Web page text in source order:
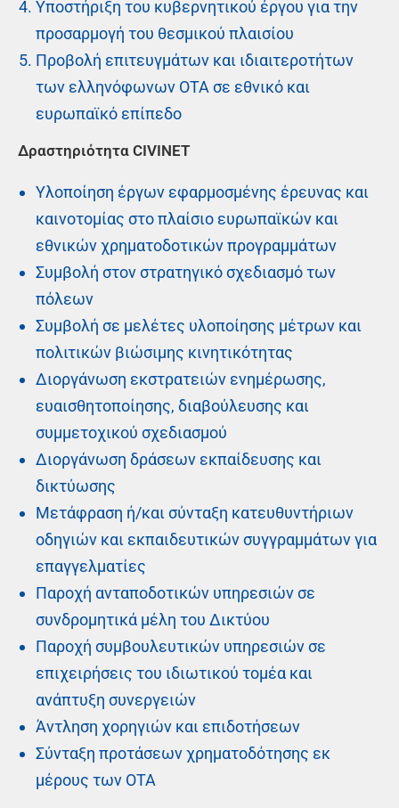
Υποστήριξη του κυβερνητικού έργου για την
προσαρμογή του θεσμικού πλαισίου
Προβολή επιτευγμάτων και ιδιαιτεροτήτων
των ελληνόφωνων ΟΤΑ σε εθνικό και
ευρωπαϊκό επίπεδο
Δραστηριότητα CIVINET
Υλοποίηση έργων εφαρμοσμένης έρευνας και
καινοτομίας στο πλαίσιο ευρωπαϊκών και
εθνικών χρηματοδοτικών προγραμμάτων
Συμβολή στον στρατηγικό σχεδιασμό των
πόλεων
Συμβολή σε μελέτες υλοποίησης μέτρων και
πολιτικών βιώσιμης κινητικότητας
Διοργάνωση εκστρατειών ενημέρωσης,
ευαισθητοποίησης, διαβούλευσης και
συμμετοχικού σχεδιασμού
Διοργάνωση δράσεων εκπαίδευσης και
δικτύωσης
Μετάφραση ή/και σύνταξη κατευθυντήριων
οδηγιών και εκπαιδευτικών συγγραμμάτων για
επαγγελματίες
Παροχή ανταποδοτικών υπηρεσιών σε
συνδρομητικά μέλη του Δικτύου
Παροχή συμβουλευτικών υπηρεσιών σε
επιχειρήσεις του ιδιωτικού τομέα και
ανάπτυξη συνεργειών
Άντληση χορηγιών και επιδοτήσεων
Σύνταξη προτάσεων χρηματοδότησης εκ
μέρους των ΟΤΑ